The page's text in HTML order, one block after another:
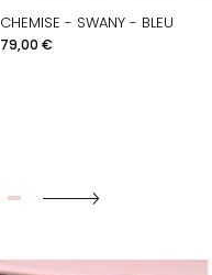
CHEMISE - SWANY - BLEU
Prix
79,00 €